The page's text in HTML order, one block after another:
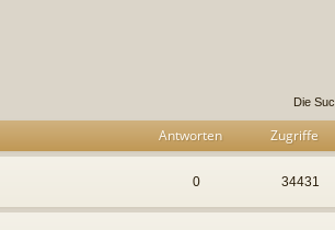
Die
Antworten Zugriffe
0 34431